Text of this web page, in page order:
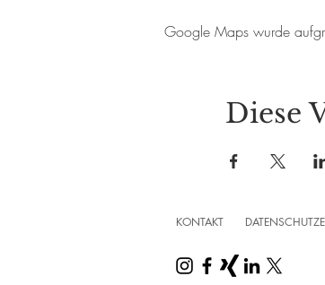
Google Maps wurde
Diese
KONTAKT